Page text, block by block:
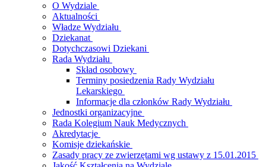
O Wydziale
Aktualności
Władze Wydziału
Dziekanat
Dotychczasowi Dziekani
Rada Wydziału
Skład osobowy
Terminy posiedzenia Rady Wydziału
Lekarskiego
Informacje dla członków Rady Wydziału
Jednostki organizacyjne
Rada Kolegium Nauk Medycznych
Akredytacje
Komisje dziekańskie
Zasady pracy ze zwierzętami wg ustawy z 15.01.2015